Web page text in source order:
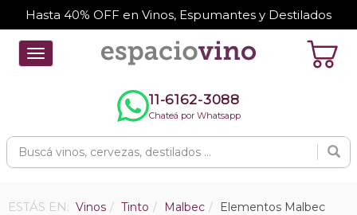
Hasta 40% OFF en Vinos, Espumantes y Destilados
Toggle
navigation
11-6162-3088
Chateá por Whatsapp
ESTÁS EN: Vinos Tinto Malbec Elementos Malbec